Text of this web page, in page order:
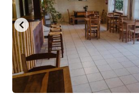
changing
dates.